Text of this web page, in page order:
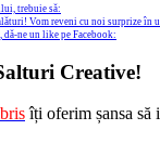
trebuie să:
Vom reveni cu noi surprize în
ne un like pe Facebook:
Creative!
îți oferim șansa să